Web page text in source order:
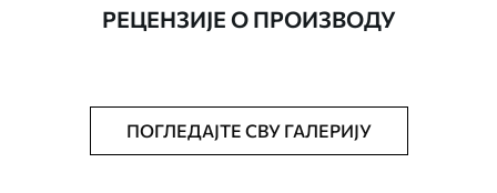
Тапета се може нежно очистити меким
сунђером. Позадине са завршном
РЕЦЕНЗИЈЕ О ПРОИЗВОДУ
ПОГЛЕДАЈТЕ СВУ ГАЛЕРИЈУ